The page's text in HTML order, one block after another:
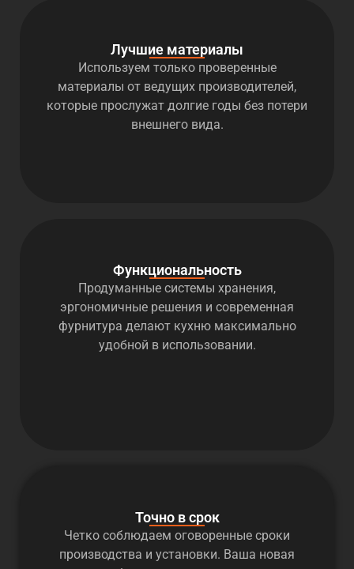
Лучшие материалы
Используем только проверенные
материалы от ведущих производителей,
которые прослужат долгие годы без потери
внешнего вида.
Функциональность
Продуманные системы хранения,
эргономичные решения и современная
фурнитура делают кухню максимально
удобной в использовании.
Точно в срок
Четко соблюдаем оговоренные сроки
производства и установки. Ваша новая